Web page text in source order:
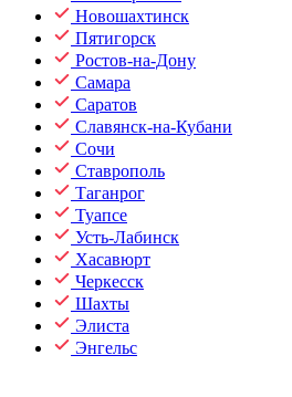
Новошахтинск
Пятигорск
Ростов-на-Дону
Самара
Саратов
Славянск-на-Кубани
Сочи
Ставрополь
Таганрог
Туапсе
Усть-Лабинск
Хасавюрт
Черкесск
Шахты
Элиста
Энгельс